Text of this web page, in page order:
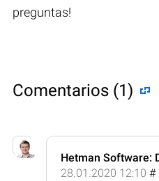
preguntas!
Comentarios (1)
Hetman Software:
28.01.2020 12:10 #